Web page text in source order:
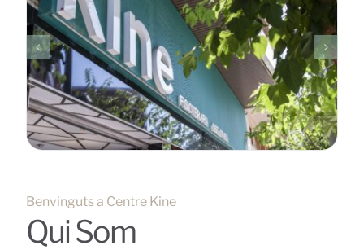
Benvinguts a Centre Kine
Qui Som